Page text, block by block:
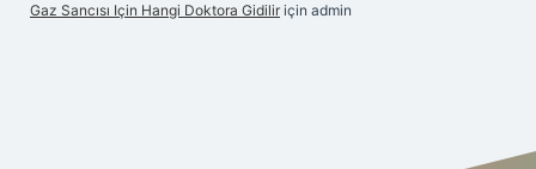
Gaz Sancısı Için Hangi Doktora Gidilir için admin